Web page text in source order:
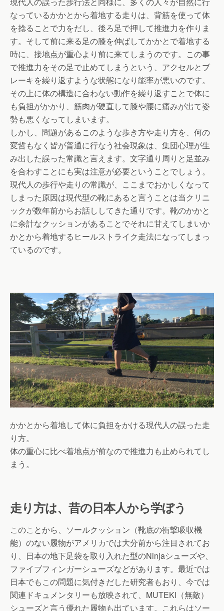
なっているかかとから着地する走りは、背筋を使って体
を捻ることで力をだし、後ろ足で押して推進力を作りま
す。そして前に来る足の膝を伸ばしてかかとで着地する
時に、接地点が重心より前に来てしまうのです。この事
で推進力をその足で止めてしまうという、アクセルとブ
レーキを繰り返すような状態になり能率が悪いのです。
その上に体の構造に合わない動作を繰り返すことで体に
も負担がかかり、筋肉が硬直して膝や腰に痛みが出て姿
勢も悪くなってしまいます。
しかし、問題があるこのような歩き方や走り方を、何の
変哲もなく皆が普通に行なう社会現象は、集団心理が生
み出した誤った常識と言えます。文字通り周りと足並み
を合わすことにも実は注意が必要ということでしょう。
現代人の歩行や走りの常識が、ここまでおかしくなって
しまった原因は現代型の靴にあると言うことは当クリニ
ックが数年前からお話ししてきた通りです。靴のかかと
に余計なクッションがあることでそれに甘えてしまいか
かとから着地するヒールストライク走法になってしまっ
ているのです。
かかとから着地して体に負担をかける現代人の誤った走
り方。
体の重心に比べ着地点が前なので推進力も止められてし
まう。
走り方は、昔の日本人から学ぼう
このことから、ソールクッション（靴底の衝撃吸収機
能）のない履物がアメリカでは大分前から注目されてお
り、日本の地下足袋を取り入れた型のNinjaシューズや、
ファイブフィンガーシューズなどがあります。最近では
日本でもこの問題に気付きだした研究者もおり、今では
関連ドキュメンタリーも放映されて、MUTEKI（無敵）
シューズと言う優れた履物も出ています。これらはソー